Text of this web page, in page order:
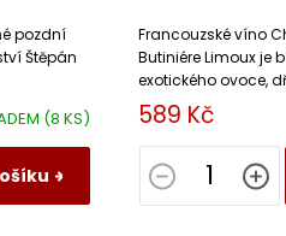
(8 KS)
pozdní
Štěpán
589 Kč
Francouzské víno
Butiniére Limoux je
exotického ovoce,
brambor a tabáku.
dobře